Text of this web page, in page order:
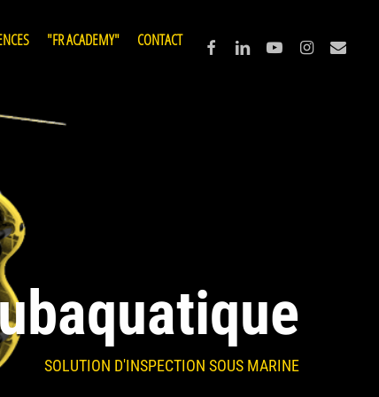
"FR ACADEMY" CONTACT facebooklinkedinyoutubeinstagram
email
SOLUTION D'INSPECTION SOUS MARINE